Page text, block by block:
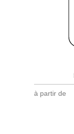
à partir de